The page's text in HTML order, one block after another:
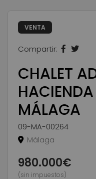
VENTA
Compartir:
CHALET
MÁLAGA
09-MA-00264
Málaga
980.000€
(sin impuestos)